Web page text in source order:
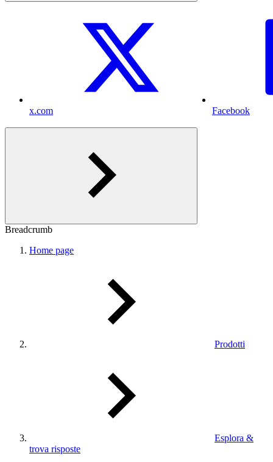
x.com Facebook
Breadcrumb
Home page
Prodotti
Esplora &
trova risposte